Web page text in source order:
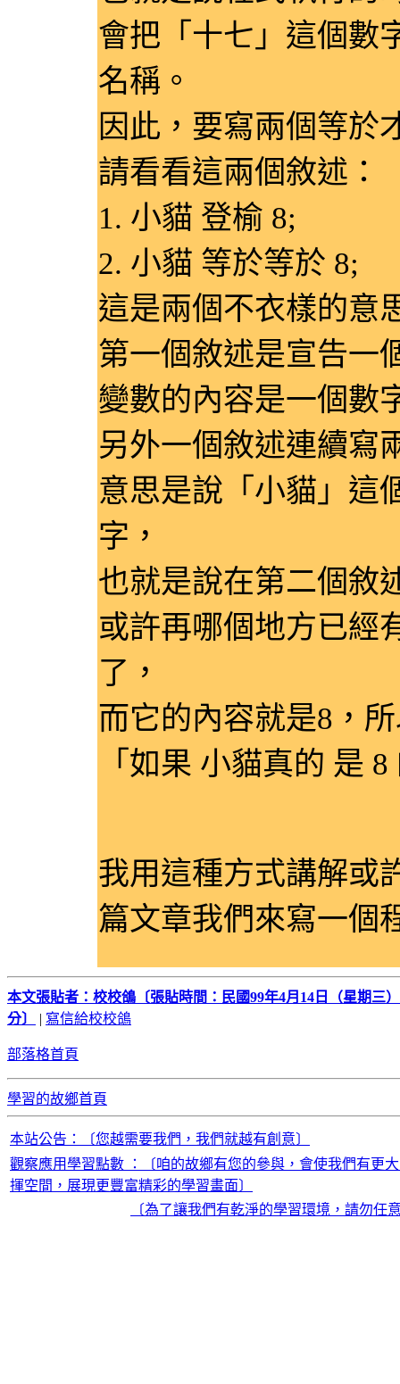
會把「十七」這個數
名稱。
因此，要寫兩個等於
請看看這兩個敘述：
1. 小貓 登榆 8;
2. 小貓 等於等於 8;
這是兩個不衣樣的意
第一個敘述是宣告一
變數的內容是一個數
另外一個敘述連續寫
意思是說「小貓」這
字，
也就是說在第二個敘
或許再哪個地方已經
了，
而它的內容就是8，
「如果 小貓真的 是
我用這種方式講解或
篇文章我們來寫一個
本文張貼者：校校鴿〔張貼時間：民國99年4月14日（星期三
分〕
| 寫信給校校鴿
部落格首頁
學習的故鄉首頁
本站公告：〔您越需要我們，我們就越有創意〕
觀察應用學習點數 ：〔咱的故鄉有您的參與，會使我們有更
揮空間，展現更豐富精彩的學習畫面〕
〔為了讓我們有乾淨的學習環境，請勿